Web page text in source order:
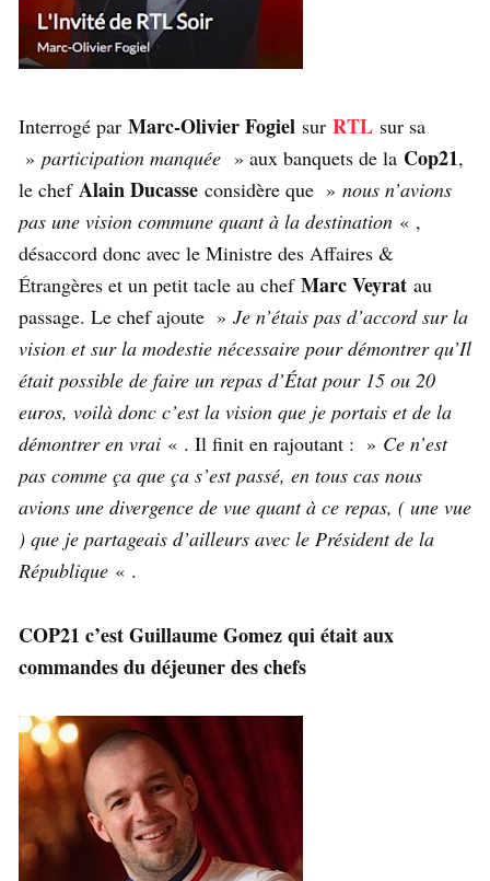
Interrogé par Marc-Olivier Fogiel sur RTL sur sa
» participation manquée » aux banquets de la Cop21,
le chef Alain Ducasse considère que » nous n’avions
pas une vision commune quant à la destination « ,
désaccord donc avec le Ministre des Affaires &
Étrangères et un petit tacle au chef Marc Veyrat au
passage. Le chef ajoute » Je n’étais pas d’accord sur la
vision et sur la modestie nécessaire pour démontrer qu’Il
était possible de faire un repas d’État pour 15 ou 20
euros, voilà donc c’est la vision que je portais et de la
démontrer en vrai « . Il finit en rajoutant : » Ce n’est
pas comme ça que ça s’est passé, en tous cas nous
avions une divergence de vue quant à ce repas, ( une vue
) que je partageais d’ailleurs avec le Président de la
République « .
COP21 c’est Guillaume Gomez qui était aux
commandes du déjeuner des chefs